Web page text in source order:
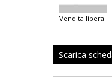
vendita libera
Scarica